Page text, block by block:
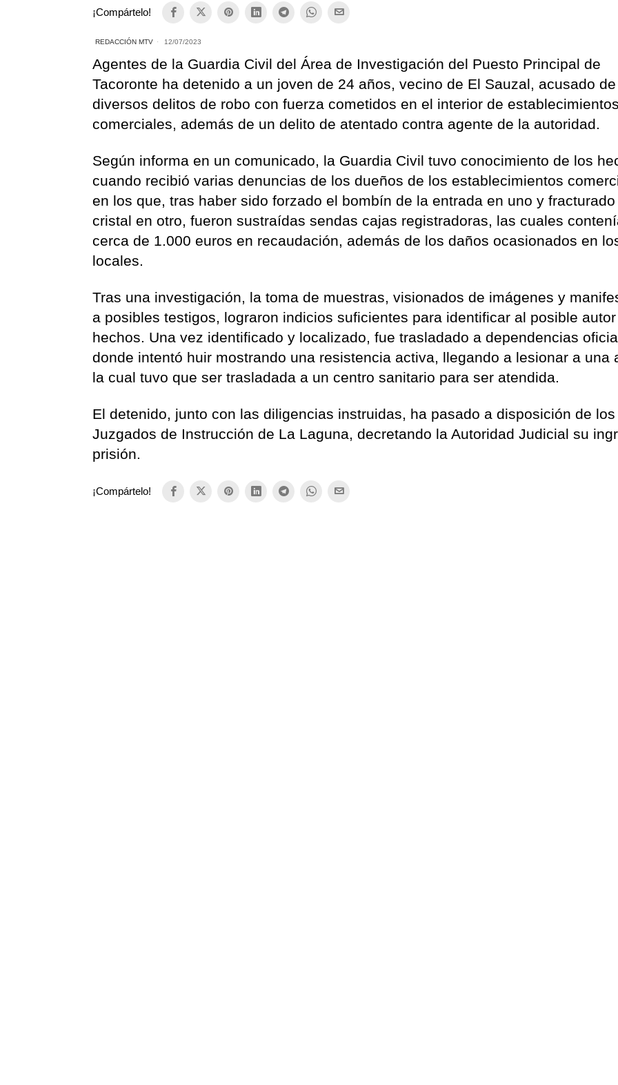
¡Compártelo!
REDACCIÓN MTV 12/07/2023
Agentes de la Guardia Civil del Área de Investigación del Puesto Principal de
Tacoronte ha detenido a un joven de 24 años, vecino de El Sauzal, acusado de
diversos delitos de robo con fuerza cometidos en el interior de
comerciales, además de un delito de atentado contra agente de la autoridad.
Según informa en un comunicado, la Guardia Civil tuvo conocimiento de los
cuando recibió varias denuncias de los dueños de los establecimientos
en los que, tras haber sido forzado el bombín de la entrada en uno y fracturado
cristal en otro, fueron sustraídas sendas cajas registradoras, las cuales
cerca de 1.000 euros en recaudación, además de los daños ocasionados en
locales.
Tras una investigación, la toma de muestras, visionados de imágenes y
a posibles testigos, lograron indicios suficientes para identificar al posible
hechos. Una vez identificado y localizado, fue trasladado a dependencias
donde intentó huir mostrando una resistencia activa, llegando a lesionar a una
la cual tuvo que ser trasladada a un centro sanitario para ser atendida.
El detenido, junto con las diligencias instruidas, ha pasado a disposición de los
Juzgados de Instrucción de La Laguna, decretando la Autoridad Judicial su
prisión.
¡Compártelo!